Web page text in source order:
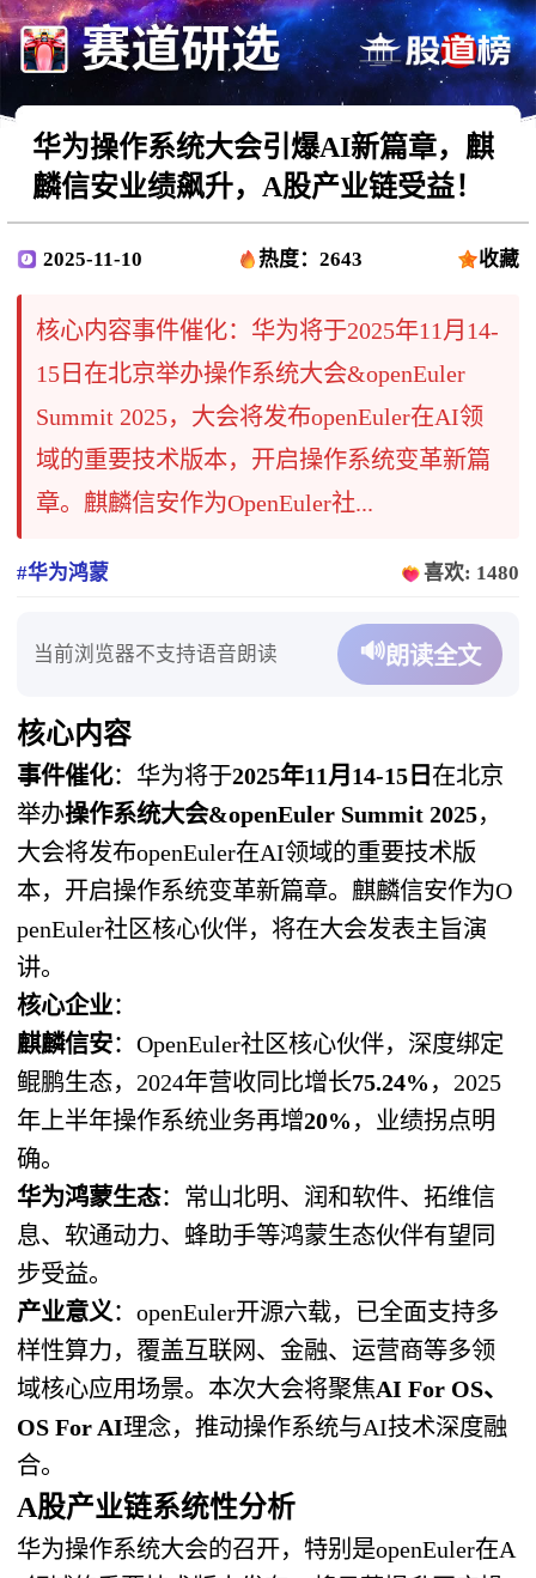
华为操作系统大会引爆AI新篇章，麒
麟信安业绩飙升，A股产业链受益！
2025-11-10 热度：2643 收藏
核心内容事件催化：华为将于2025年11月14-
15日在北京举办操作系统大会&openEuler
Summit 2025，大会将发布openEuler在AI领
域的重要技术版本，开启操作系统变革新篇
章。麒麟信安作为OpenEuler社...
#华为鸿蒙 喜欢: 1480
当前浏览器不支持语音朗读 🔊朗读全文
核心内容
事件催化：华为将于2025年11月14-15日 在北京
举办操作系统大会&openEuler Summit 2025，
大会将发布openEuler在AI领域的重要技术版
本，开启操作系统变革新篇章。麒麟信安作为O
penEuler社区核心伙伴，将在大会发表主旨演
讲。
核心企业：
麒麟信安：OpenEuler社区核心伙伴，深度绑定
鲲鹏生态，2024年营收同比增长75.24% ，2025
年上半年操作系统业务再增20% ，业绩拐点明
确。
华为鸿蒙生态：常山北明、润和软件、拓维信
息、软通动力、蜂助手等鸿蒙生态伙伴有望同
步受益。
产业意义：openEuler开源六载，已全面支持多
样性算力，覆盖互联网、金融、运营商等多领
域核心应用场景。本次大会将聚焦AI For OS、
OS For AI理念，推动操作系统与AI技术深度融
合。
A股产业链系统性分析
华为操作系统大会的召开，特别是openEuler在A